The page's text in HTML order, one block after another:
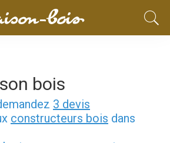
bois
3 devis
constructeurs bois dans